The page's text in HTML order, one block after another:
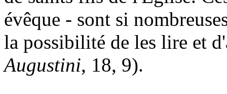
évêque - sont si
la possibilité de les lire et
Augustini, 18, 9).